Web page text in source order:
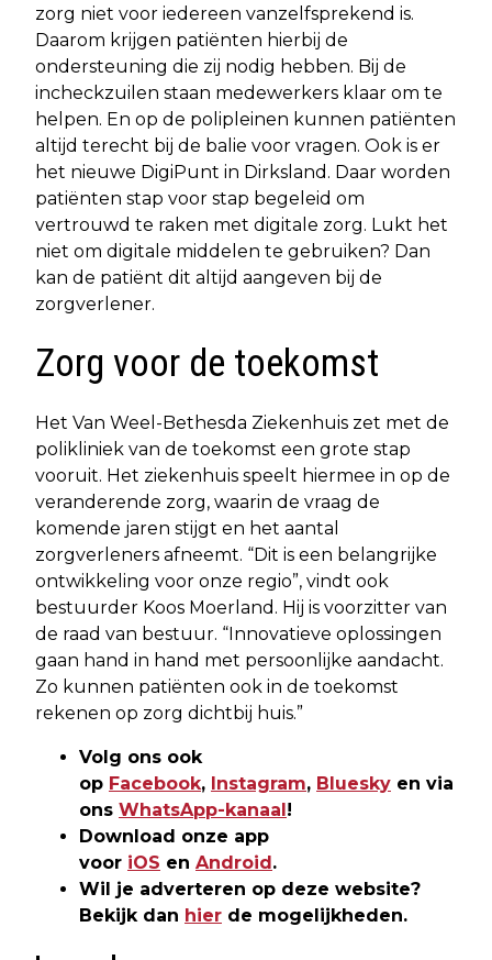
zorg niet voor iedereen vanzelfsprekend is.
Daarom krijgen patiënten hierbij de
ondersteuning die zij nodig hebben. Bij de
incheckzuilen staan medewerkers klaar om te
helpen. En op de polipleinen kunnen patiënten
altijd terecht bij de balie voor vragen. Ook is er
het nieuwe DigiPunt in Dirksland. Daar worden
patiënten stap voor stap begeleid om
vertrouwd te raken met digitale zorg. Lukt het
niet om digitale middelen te gebruiken? Dan
kan de patiënt dit altijd aangeven bij de
zorgverlener.
Zorg voor de toekomst
Het Van Weel-Bethesda Ziekenhuis zet met de
polikliniek van de toekomst een grote stap
vooruit. Het ziekenhuis speelt hiermee in op de
veranderende zorg, waarin de vraag de
komende jaren stijgt en het aantal
zorgverleners afneemt. “Dit is een belangrijke
ontwikkeling voor onze regio”, vindt ook
bestuurder Koos Moerland. Hij is voorzitter van
de raad van bestuur. “Innovatieve oplossingen
gaan hand in hand met persoonlijke aandacht.
Zo kunnen patiënten ook in de toekomst
rekenen op zorg dichtbij huis.”
Volg ons ook
op Facebook, Instagram, Bluesky en via
ons WhatsApp-kanaal !
Download onze app
voor iOS en Android .
Wil je adverteren op deze website?
Bekijk dan hier de mogelijkheden.